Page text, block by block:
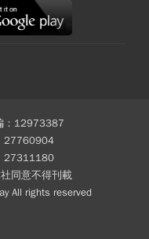
：12973387
27760904
27311180
同意不得刊載
All rights reserved